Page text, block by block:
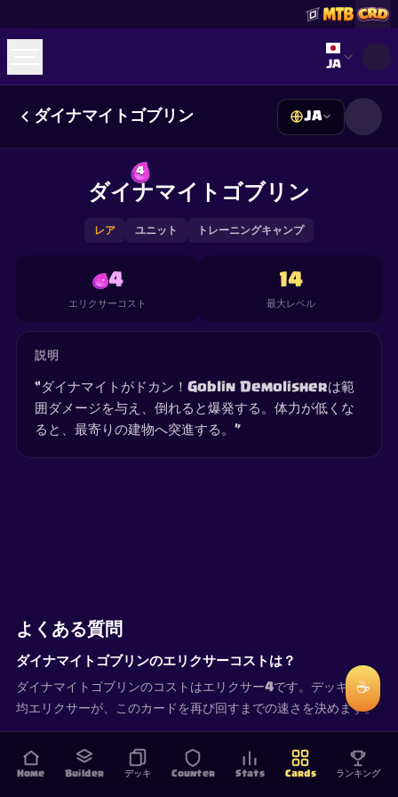
Select
JA
ダイナマイトゴブリン JA
4
ダイナマイトゴブリン
レア ユニット トレーニングキャンプ
4
エリクサーコスト
14
最大レベル
説明
“ダイナマイトがドカン！Goblin Demolisherは範
囲ダメージを与え、倒れると爆発する。体力が低くな
ると、最寄りの建物へ突進する。”
Home Builder デッキ Counter Stats Cards ランキング
よくある質問
ダイナマイトゴブリンのエリクサーコストは？
ダイナマイトゴブリンのコストはエリクサー4です。デッキの平
均エリクサーが、このカードを再び回すまでの速さを決めます。
Discordに参加
Deck Builder
Guides
About Contact PrivacyTermsCookie設定
This content is not affiliated with, endorsed, sponsored, or
Content Policy. See our for additional details.
☕